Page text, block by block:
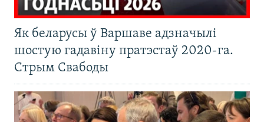
Як беларусы ў Варшаве адзначылі
шостую гадавіну пратэстаў 2020-га.
Стрым Свабоды